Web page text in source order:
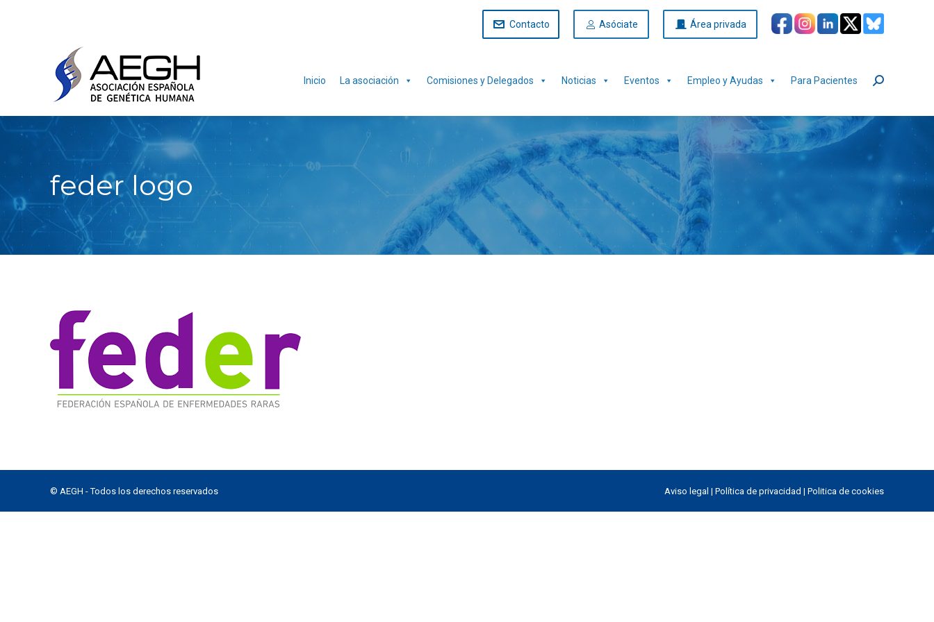
Contacto Asóciate Área privada
Inicio La asociación Comisiones y Delegados Noticias Eventos Empleo y Ayudas Para Pacientes Buscar:
feder logo
© AEGH - Todos los derechos reservados Aviso legal | Política de privacidad | Politica de cookies